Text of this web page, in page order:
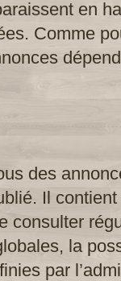
en
Comme
des
Il
consulter
la
par